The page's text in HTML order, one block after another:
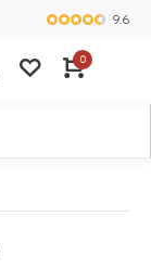
Grootste
9.6
0